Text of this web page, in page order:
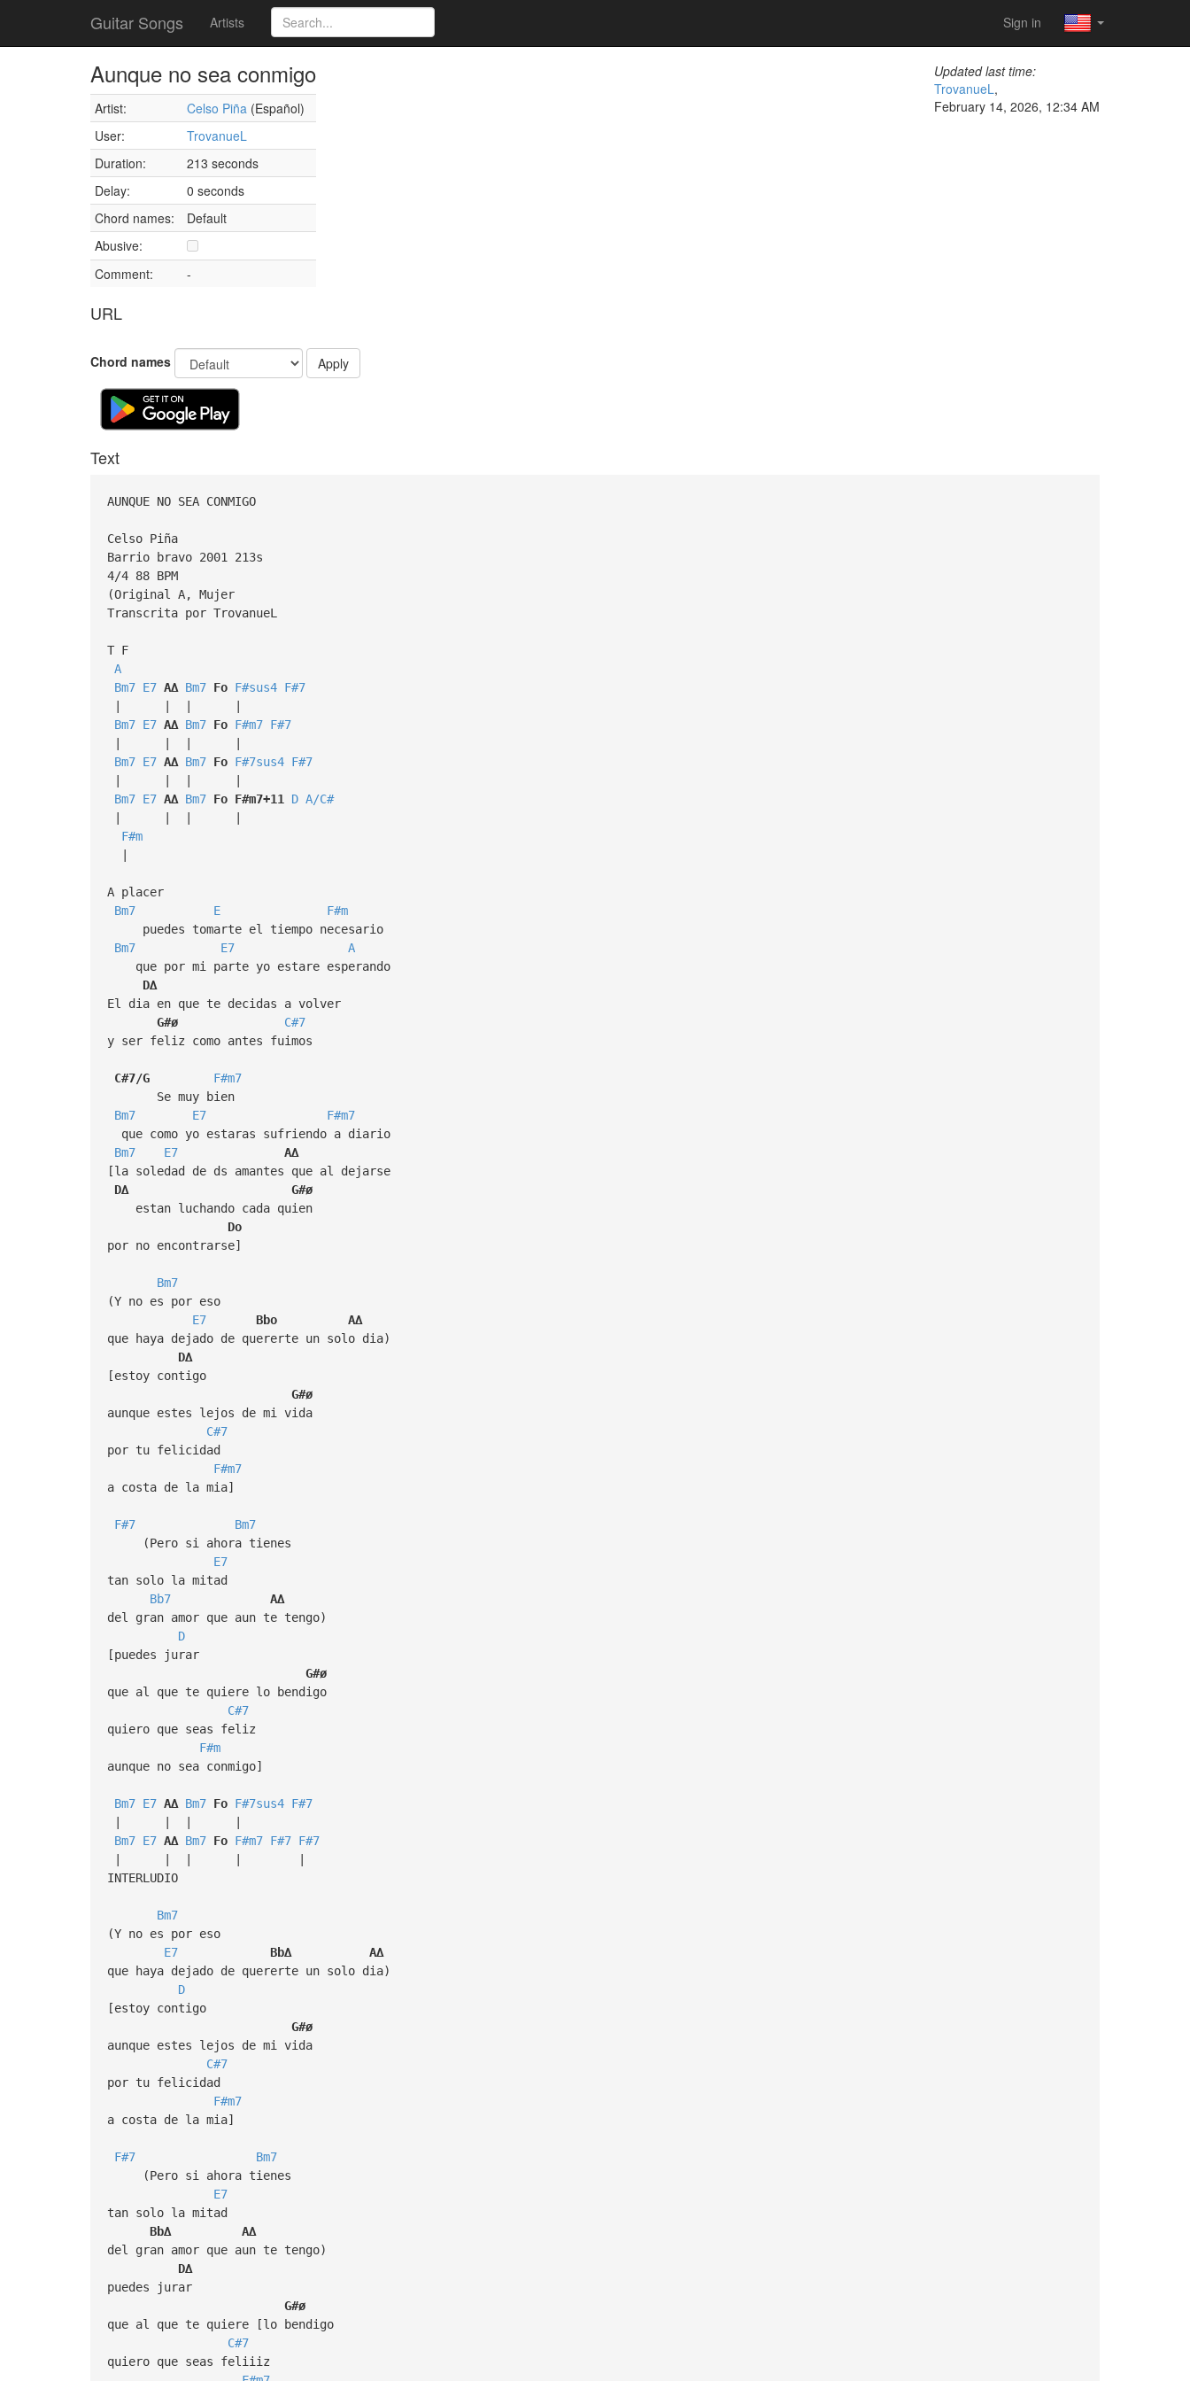
Guitar Songs Artists Sign in
Aunque no sea conmigo
Artist: Celso Piña (Español)
User:
TrovanueL
Duration:
213 seconds
Delay:
0 seconds
Chord names:
Default
Abusive:
Comment:
-
URL
Updated last time:
TrovanueL,
February 14, 2026, 12:34 AM
Chord names Apply
Text
AUNQUE NO SEA CONMIGO
Celso Piña
Barrio bravo 2001 213s
4/4 88 BPM
(Original A, Mujer
Transcrita por TrovanueL
T F
A
Bm7 E7 A∆ Bm7 Fo F#sus4 F#7
| | | |
Bm7 E7 A∆ Bm7 Fo F#m7 F#7
| | | |
Bm7 E7 A∆ Bm7 Fo F#7sus4 F#7
| | | |
Bm7 E7 A∆ Bm7 Fo F#m7+11 D A/C#
| | | |
F#m
|
A placer
Bm7
E
F#m
puedes tomarte el tiempo necesario
Bm7
E7
A
que por mi parte yo estare esperando
D∆
El dia en que te decidas a volver
G#ø
C#7
y ser feliz como antes fuimos
C#7/G
F#m7
Se muy bien
Bm7
E7
F#m7
que como yo estaras sufriendo a diario
Bm7
E7
A∆
[la soledad de ds amantes que al dejarse
D∆
G#ø
estan luchando cada quien
Do
por no encontrarse]
Bm7
(Y no es por eso
E7
Bbo
A∆
que haya dejado de quererte un solo dia)
D∆
[estoy contigo
G#ø
aunque estes lejos de mi vida
C#7
por tu felicidad
F#m7
a costa de la mia]
F#7
Bm7
(Pero si ahora tienes
E7
tan solo la mitad
Bb7
A∆
del gran amor que aun te tengo)
D
[puedes jurar
G#ø
que al que te quiere lo bendigo
C#7
quiero que seas feliz
F#m
aunque no sea conmigo]
Bm7 E7 A∆ Bm7 Fo F#7sus4 F#7
| | | |
Bm7 E7 A∆ Bm7 Fo F#m7 F#7 F#7
| | | | |
INTERLUDIO
Bm7
(Y no es por eso
E7
Bb∆
A∆
que haya dejado de quererte un solo dia)
D
[estoy contigo
G#ø
aunque estes lejos de mi vida
C#7
por tu felicidad
F#m7
a costa de la mia]
F#7
Bm7
(Pero si ahora tienes
E7
tan solo la mitad
Bb∆
A∆
del gran amor que aun te tengo)
D∆
puedes jurar
G#ø
que al que te quiere [lo bendigo
C#7
quiero que seas feliiiz